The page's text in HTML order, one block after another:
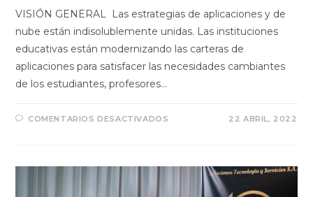
VISIÓN GENERAL Las estrategias de aplicaciones y de
nube están indisolublemente unidas. Las instituciones
educativas están modernizando las carteras de
aplicaciones para satisfacer las necesidades cambiantes
de los estudiantes, profesores…
COMENTARIOS DESACTIVADOS 22 ABRIL, 2022